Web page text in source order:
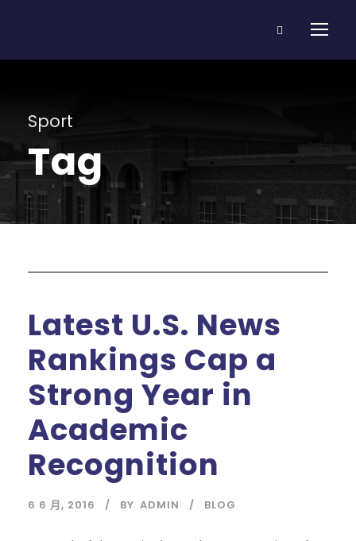
Sport
Tag
Latest U.S. News
Rankings Cap a
Strong Year in
Academic
Recognition
6 6 月, 2016 BY ADMIN BLOG